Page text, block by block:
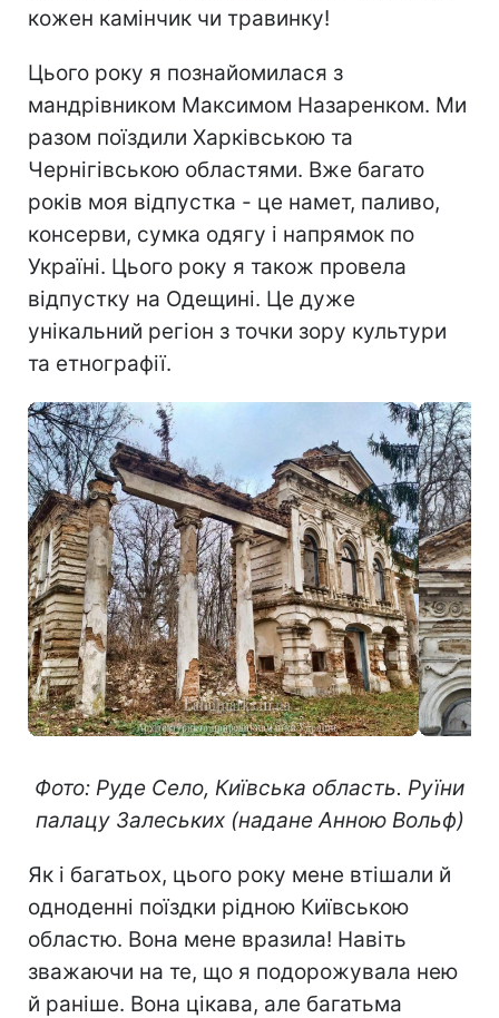
кожен камінчик чи травинку!
Цього року я познайомилася з
мандрівником Максимом Назаренком. Ми
разом поїздили Харківською та
Чернігівською областями. Вже багато
років моя відпустка - це намет, паливо,
консерви, сумка одягу і напрямок по
Україні. Цього року я також провела
відпустку на Одещині. Це дуже
унікальний регіон з точки зору культури
та етнографії.
Фото: Руде Село, Київська область. Руїни
палацу Залеських (надане Анною Вольф)
Як і багатьох, цього року мене втішали й
одноденні поїздки рідною Київською
областю. Вона мене вразила! Навіть
зважаючи на те, що я подорожувала нею
й раніше. Вона цікава, але багатьма